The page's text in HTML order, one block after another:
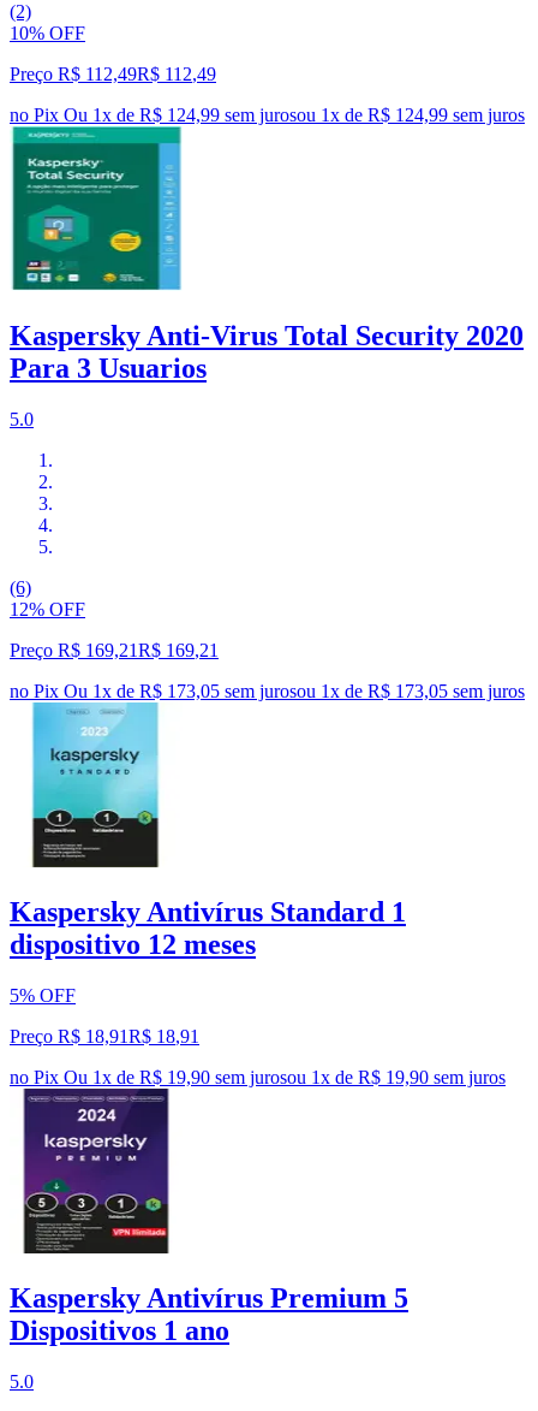
(2)
10% OFF
Preço R$ 112,49R$ 112,49
no Pix Ou 1x de R$ 124,99 sem jurosou 1x de R$ 124,99 sem juros
Kaspersky Anti-Virus Total Security 2020
Para 3 Usuarios
5.0
(6)
12% OFF
Preço R$ 169,21R$ 169,21
no Pix Ou 1x de R$ 173,05 sem jurosou 1x de R$ 173,05 sem juros
Kaspersky Antivírus Standard 1
dispositivo 12 meses
5% OFF
Preço R$ 18,91R$ 18,91
no Pix Ou 1x de R$ 19,90 sem jurosou 1x de R$ 19,90 sem juros
Kaspersky Antivírus Premium 5
Dispositivos 1 ano
5.0